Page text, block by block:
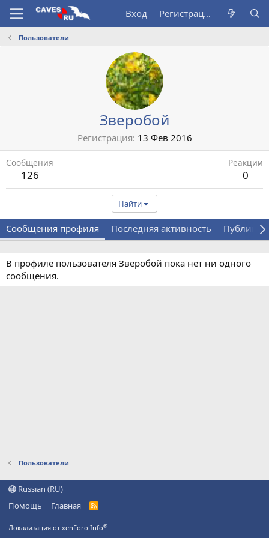
Вход Регистрация
Пользователи
Зверобой
Регистрация 13 Фев 2016
Сообщения
126
Реакции
0
Найти
Сообщения профиля Последняя активность
В профиле пользователя Зверобой пока нет ни одного
сообщения.
Пользователи
Russian (RU)
Помощь
Главная
R
Локализация от xenForo.Info®